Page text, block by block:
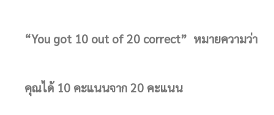
“You got 10 out of 20 correct” หมายความว่า
คุณได้ 10 คะแนนจาก 20 คะแนน